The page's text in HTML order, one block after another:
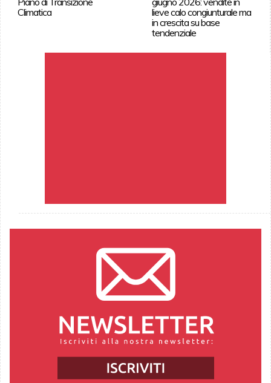
Climatica
lieve calo congiunturale ma
in crescita su base
tendenziale